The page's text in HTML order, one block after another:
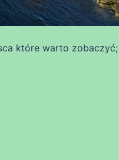
które warto zobaczyć;